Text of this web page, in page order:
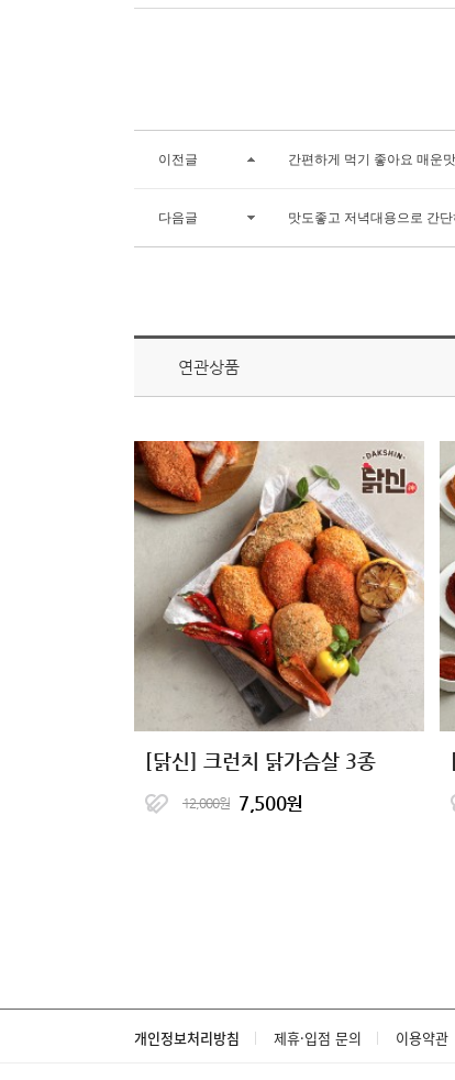
이전글 간편하게 먹기 좋아요 매운
다음글 맛도좋고 저녁대용으로 간단
연관상품
[닭신] 크런치 닭가슴살 3종
12,000원 7,500원
개인정보처리방침 제휴·입점 문의 이용약관